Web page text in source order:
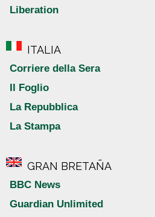
Liberation
ITALIA
Corriere della Sera
Il Foglio
La Repubblica
La Stampa
GRAN BRETAÑA
BBC News
Guardian Unlimited